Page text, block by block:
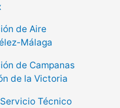
de Aire
Málaga
de Campanas
de la Victoria
Técnico